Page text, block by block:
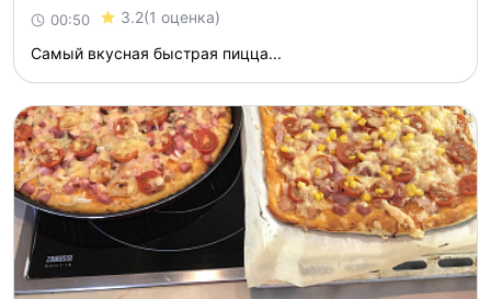
00:50 3.2(1 оценка)
Самый вкусная быстрая пицца...